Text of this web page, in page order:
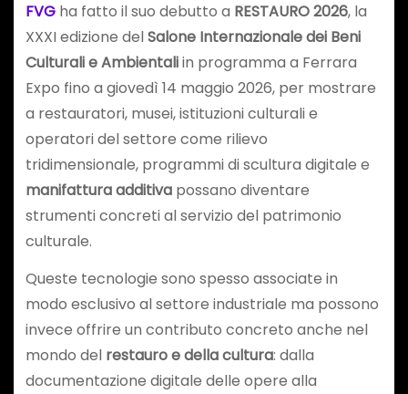
FVGha fatto il suo debutto a RESTAURO 2026, la
XXXI edizione delSalone Internazionale dei Beni
Culturali e Ambientaliin programma a Ferrara
Expo fino a giovedì 14 maggio 2026, per mostrare
a restauratori, musei, istituzioni culturali e
operatori del settore come rilievo
tridimensionale, programmi di scultura digitale e
manifattura additivapossano diventare
strumenti concreti al servizio del patrimonio
culturale.
Queste tecnologie sono spesso associate in
modo esclusivo al settore industriale ma possono
invece offrire un contributo concreto anche nel
mondo del restauro e della cultura: dalla
documentazione digitale delle opere alla